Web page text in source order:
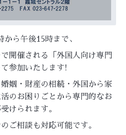
ら午後15時まで、
開催される「外国人向け専門
参加いたします!
姻・財産の相続・外国から家
のお困りごとから専門的なお
けられます。
ご相談も対応可能です。